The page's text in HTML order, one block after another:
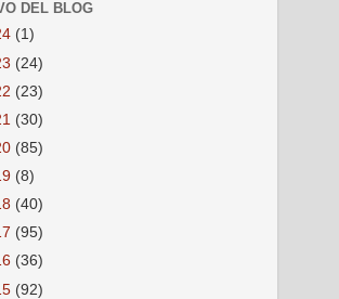
DEL BLOG
(1)
(24)
(23)
(30)
(85)
(8)
(40)
(95)
(36)
(92)